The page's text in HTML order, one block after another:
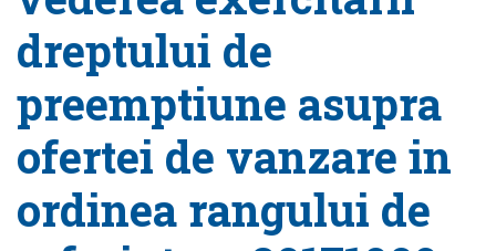
dreptului de
preemptiune asupra
ofertei de vanzare in
ordinea rangului de